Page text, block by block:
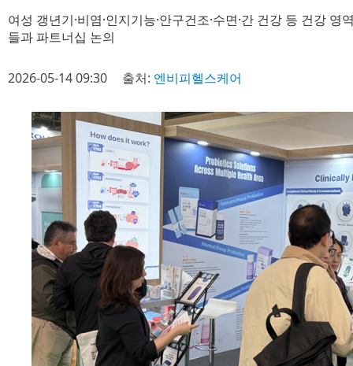
여성 갱년기·비염·인지기능·안구건조·수면·간 건강 등 건강
들과 파트너십 논의
2026-05-14 09:30 출처: 엔비피헬스케어